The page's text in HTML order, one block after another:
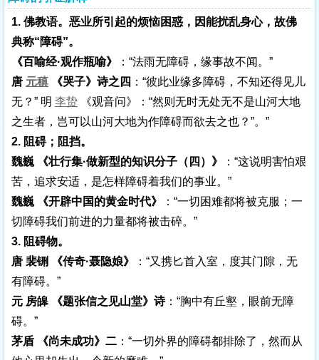
1. 佛教语。恶业所引起的烦恼困惑，因能扰乱身心，故佛
典称“障碍”。
《百喻经·观作瓶喻》
：“法雨无障碍，缘事故不闻。”
唐 元稹 《哭子》诗之四 ：“彼此业缘多障碍，不知还得见儿
无？” 明 李贽 《观音问》：“然则无时无处无不是山河大地
之生者，岂可以山河大地为作障碍而欲去之也？”。”
2. 阻碍；阻挡。
魏巍 《壮行集·做新型的知识分子（四）》
：“这说明害怕艰
苦，追求安适，是怎样障碍着我们的事业。”
魏巍 《开辟中国的黄金时代》
：“一切困难都将被克服；一
切障碍我们前进的力量都将被击碎。”
3. 阻碍物。
唐 裴铏 《传奇·聂隐娘》
：“又携匕首入室，度其门隙，无
有障碍。”
元 房皞 《题张信之见山堂》诗：“胸中有丘壑，眼前无障
碍。”
茅盾 《尚未成功》二 ：“一切外界的障碍都排除了，然而从